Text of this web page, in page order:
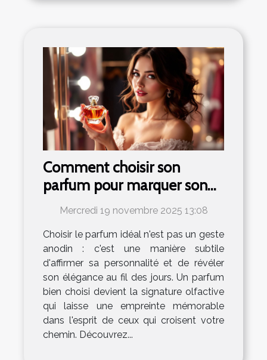
Comment choisir son
parfum pour marquer son
élégance au quotidien ?
Mercredi 19 novembre 2025 13:08
Choisir le parfum idéal n'est pas un geste
anodin : c'est une manière subtile
d'affirmer sa personnalité et de révéler
son élégance au fil des jours. Un parfum
bien choisi devient la signature olfactive
qui laisse une empreinte mémorable
dans l'esprit de ceux qui croisent votre
chemin. Découvrez...